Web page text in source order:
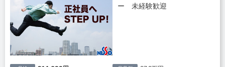
ー 未経験歓迎